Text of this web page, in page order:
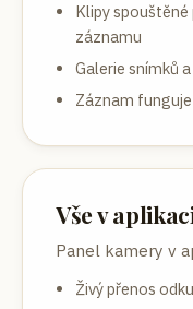
Klipy
záznamu
Galerie snímků
Záznam
Vše v
Panel kamery v
Živý přenos